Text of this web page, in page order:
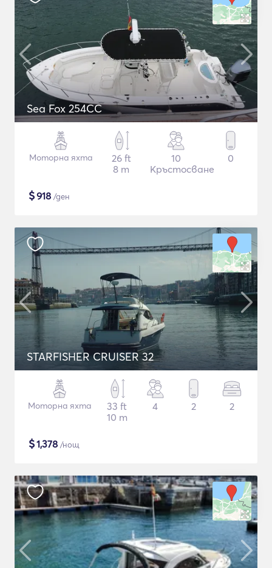
Sea Fox 254CC
Моторна яхта
26 ft
8 m
10
Кръстосване
0
$918 /ден
STARFISHER CRUISER 32
Моторна яхта
33 ft
10 m
4 2 2
$1,378 /нощ